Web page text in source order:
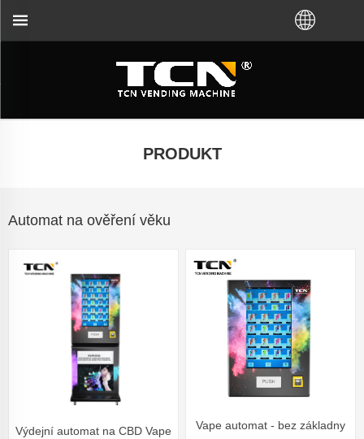
PRODUKT
Automat na ověření věku
Výdejní automat na CBD Vape
Vape automat - bez základny
bez ohledu na to, že jste si koupili VM od